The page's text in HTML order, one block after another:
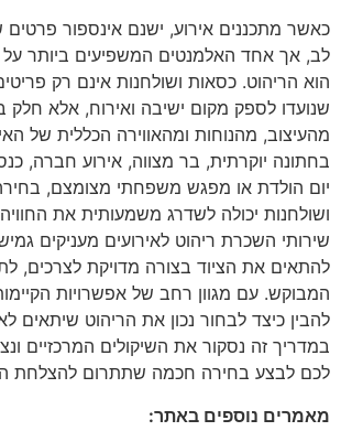
כאשר מתכננים אירוע, ישנם אינספור
לב, אך אחד האלמנטים המשפיעים ביותר על
הוא הריהוט. כסאות ושולחנות אינם רק פריטים
שנועדו לספק מקום ישיבה ואירוח, אלא חלק
מהעיצוב, מהנוחות ומהאווירה הכללית של
בחתונה יוקרתית, בר מצווה, אירוע חברה,
יום הולדת או מפגש משפחתי מצומצם,
ושולחנות יכולה לשדרג משמעותית את
שירותי השכרת ריהוט לאירועים מעניקים
להתאים את הציוד בצורה מדויקת לצרכים,
המבוקש. עם מגוון רחב של אפשרויות
להבין כיצד לבחור נכון את הריהוט שיתאים
במדריך זה נסקור את השיקולים המרכזיים
לכם לבצע בחירה חכמה שתתרום להצלחת
מאמרים נוספים באתר: